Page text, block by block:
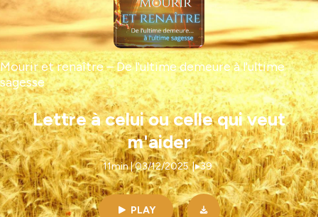
Mourir et renaître – De l'ultime demeure à l'ultime
sagesse
Lettre à celui ou celle qui veut
m'aider
11min | 03/12/2025 | 39
PLAY